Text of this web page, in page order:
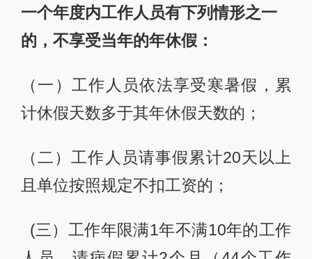
一个年度内工作人员有下列情形之一
的，不享受当年的年休假：
（一）工作人员依法享受寒暑假，累
计休假天数多于其年休假天数的；
（二）工作人员请事假累计20天以上
且单位按照规定不扣工资的；
(三）工作年限满1年不满10年的工作